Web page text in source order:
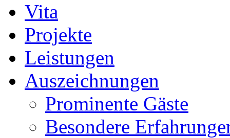
Vita
Projekte
Leistungen
Auszeichnungen
Prominente Gäste
Besondere